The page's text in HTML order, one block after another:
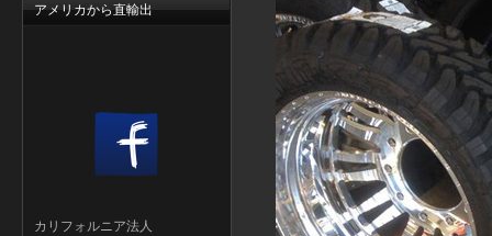
アメリカから直輸出
カリフォルニア法人